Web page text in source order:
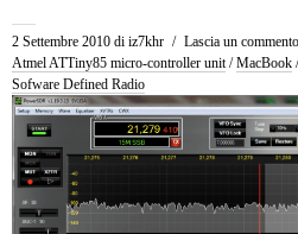
2 Settembre 2010 di iz7khr
Lascia un commento
Atmel ATTiny85 micro-controller unit/MacBook
Sofware Defined Radio